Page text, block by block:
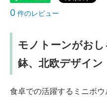
0 件のレビュー
モノトーンがお
鉢、北欧デザイン
食卓での活躍するミニボ